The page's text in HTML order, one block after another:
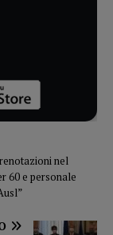
nel
60 e personale